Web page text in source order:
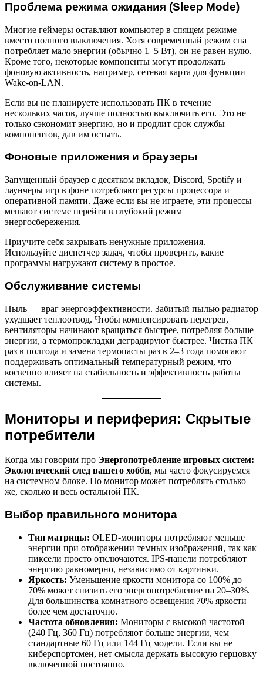
Проблема режима ожидания (Sleep Mode)
Многие геймеры оставляют компьютер в спящем режиме
вместо полного выключения. Хотя современный режим сна
потребляет мало энергии (обычно 1–5 Вт), он не равен нулю.
Кроме того, некоторые компоненты могут продолжать
фоновую активность, например, сетевая карта для функции
Wake-on-LAN.
Если вы не планируете использовать ПК в течение
нескольких часов, лучше полностью выключить его. Это не
только сэкономит энергию, но и продлит срок службы
компонентов, дав им остыть.
Фоновые приложения и браузеры
Запущенный браузер с десятком вкладок, Discord, Spotify и
лаунчеры игр в фоне потребляют ресурсы процессора и
оперативной памяти. Даже если вы не играете, эти процессы
мешают системе перейти в глубокий режим
энергосбережения.
Приучите себя закрывать ненужные приложения.
Используйте диспетчер задач, чтобы проверить, какие
программы нагружают систему в простое.
Обслуживание системы
Пыль — враг энергоэффективности. Забитый пылью радиатор
ухудшает теплоотвод. Чтобы компенсировать перегрев,
вентиляторы начинают вращаться быстрее, потребляя больше
энергии, а термопрокладки деградируют быстрее. Чистка ПК
раз в полгода и замена термопасты раз в 2–3 года помогают
поддерживать оптимальный температурный режим, что
косвенно влияет на стабильность и эффективность работы
системы.
Мониторы и периферия: Скрытые
потребители
Когда мы говорим про Энергопотребление игровых систем:
Экологический след вашего хобби, мы часто фокусируемся
на системном блоке. Но монитор может потреблять столько
же, сколько и весь остальной ПК.
Выбор правильного монитора
Тип матрицы: OLED-мониторы потребляют меньше
энергии при отображении темных изображений, так как
пиксели просто отключаются. IPS-панели потребляют
энергию равномерно, независимо от картинки.
Яркость: Уменьшение яркости монитора со 100% до
70% может снизить его энергопотребление на 20–30%.
Для большинства комнатного освещения 70% яркости
более чем достаточно.
Частота обновления: Мониторы с высокой частотой
(240 Гц, 360 Гц) потребляют больше энергии, чем
стандартные 60 Гц или 144 Гц модели. Если вы не
киберспортсмен, нет смысла держать высокую герцовку
включенной постоянно.